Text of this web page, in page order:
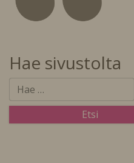
Hae sivustolta